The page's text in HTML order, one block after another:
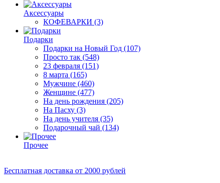
Аксессуары
КОФЕВАРКИ (3)
Подарки
Подарки на Новый Год (107)
Просто так (548)
23 февраля (151)
8 марта (165)
Мужчине (460)
Женщине (477)
На день рождения (205)
На Пасху (3)
На день учителя (35)
Подарочный чай (134)
Прочее
Бесплатная доставка от 2000 рублей